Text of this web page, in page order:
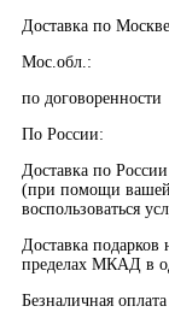
Доставка по
Мос.обл.:
по договоренности
По России:
Доставка по
(при помощи
воспользоваться
Доставка
пределах МКАД в
Безналичная